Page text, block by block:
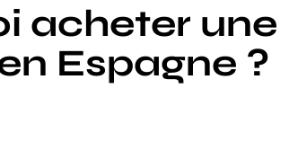
acheter une
Espagne ?